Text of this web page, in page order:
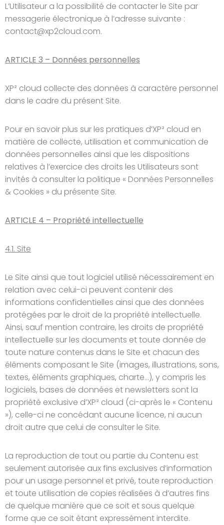
L’Utilisateur a la possibilité de contacter le Site par
messagerie électronique à l’adresse suivante :
contact@xp2cloud.com.
ARTICLE 3 – Données personnelles
XP² cloud collecte des données à caractère personnel
dans le cadre du présent Site.
Pour en savoir plus sur les pratiques d’XP² cloud en
matière de collecte, utilisation et communication de
données personnelles ainsi que les dispositions
relatives à l’exercice des droits les Utilisateurs sont
invités à consulter la politique « Données Personnelles
& Cookies » du présente Site.
ARTICLE 4 – Propriété intellectuelle
4.1. Site
Le Site ainsi que tout logiciel utilisé nécessairement en
relation avec celui-ci peuvent contenir des
informations confidentielles ainsi que des données
protégées par le droit de la propriété intellectuelle.
Ainsi, sauf mention contraire, les droits de propriété
intellectuelle sur les documents et toute donnée de
toute nature contenus dans le Site et chacun des
éléments composant le Site (images, illustrations, sons,
textes, éléments graphiques, charte…), y compris les
logiciels, bases de données et newsletters sont la
propriété exclusive d’XP² cloud (ci-après le « Contenu
»), celle-ci ne concédant aucune licence, ni aucun
droit autre que celui de consulter le Site.
La reproduction de tout ou partie du Contenu est
seulement autorisée aux fins exclusives d’information
pour un usage personnel et privé, toute reproduction
et toute utilisation de copies réalisées à d’autres fins
de quelque manière que ce soit et sous quelque
forme que ce soit étant expressément interdite.